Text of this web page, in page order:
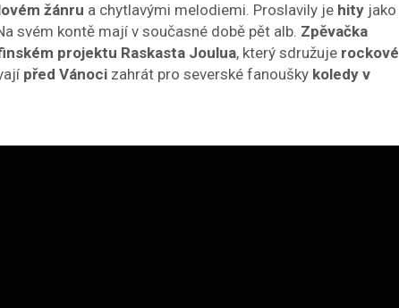
žánru a chytlavými melodiemi. Proslavily je hityjako
svém kontě mají v současné době pět alb. Zpěvačka
projektu Raskasta Joulua, který sdružuje rockové
před Vánocizahrát pro severské fanoušky koledy v